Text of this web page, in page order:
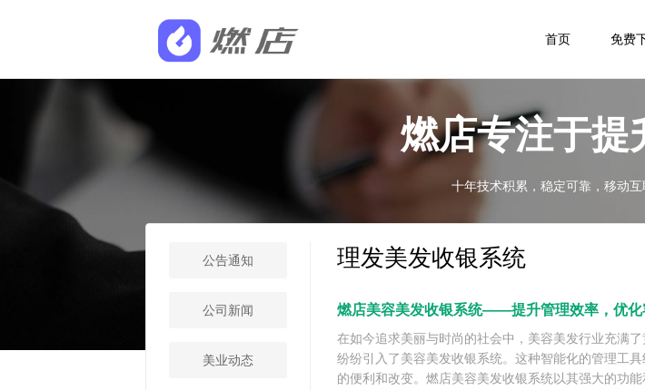
首页 免费
燃店专注于提
十年技术积累，稳定可靠，移动
公告通知
公司新闻
美业动态
理发美发收银系统
燃店美容美发收银系统——提升管理效率，优化
在如今追求美丽与时尚的社会中，美容美发行业充满
纷纷引入了美容美发收银系统。这种智能化的管理工
的便利和改变。燃店美容美发收银系统以其强大的功